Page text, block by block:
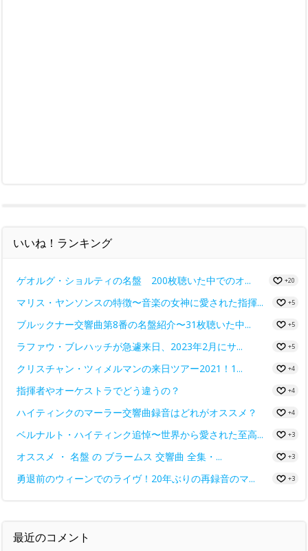
いいね！ランキング
ゲオルグ・ショルティの名盤 200枚聴いた中でのオ... +20
マリス・ヤンソンスの特徴〜音楽の女神に愛された指揮... +5
ブルックナー交響曲第8番の名盤紹介〜31枚聴いた中... +5
ラファウ・ブレハッチが急遽来日、2023年2月にサ... +5
クリスチャン・ツィメルマンの来日ツアー2021！1... +4
指揮者やオーケストラでどう違うの？ +4
ハイティンクのマーラー交響曲録音はどれがオススメ？ +4
ベルナルト・ハイティンク追悼〜世界から愛された至高... +3
オススメ ・ 名盤 の ブラームス 交響曲 全集・... +3
勇退前のウィーンでのライヴ！20年ぶりの再録音のマ... +3
最近のコメント